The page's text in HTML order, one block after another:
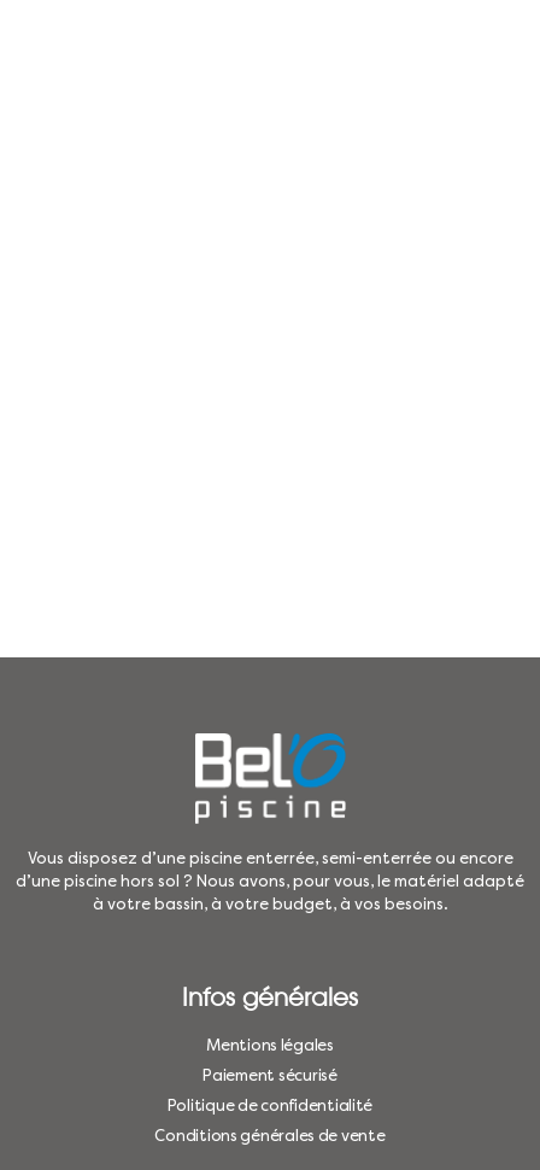
Vous disposez d’une piscine enterrée, semi-enterrée ou encore
d’une piscine hors sol ? Nous avons, pour vous, le matériel adapté
à votre bassin, à votre budget, à vos besoins.
Infos générales
Mentions légales
Paiement sécurisé
Politique de confidentialité
Conditions générales de vente